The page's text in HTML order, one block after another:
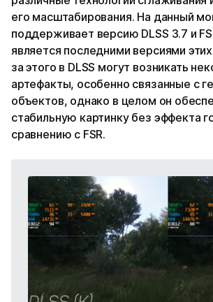
его масштабирования. На данный
поддерживает версию DLSS 3.7 и
является последними версиями
за этого в DLSS могут возникать
артефакты, особенно связанные с
объектов, однако в целом он
стабильную картинку без эффекта
сравнению с FSR.